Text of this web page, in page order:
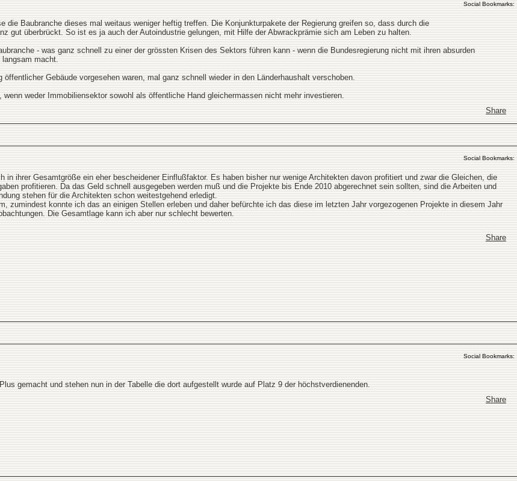
Social Bookmarks:
die Baubranche dieses mal weitaus weniger heftig treffen. Die Konjunkturpakete der Regierung greifen so, dass durch die
gut überbrückt. So ist es ja auch der Autoindustrie gelungen, mit Hilfe der Abwrackprämie sich am Leben zu halten.
- was ganz schnell zu einer der grössten Krisen des Sektors führen kann - wenn die Bundesregierung nicht mit ihren absurden
macht.
öffentlicher Gebäude vorgesehen waren, mal ganz schnell wieder in den Länderhaushalt verschoben.
weder Immobiliensektor sowohl als öffentliche Hand gleichermassen nicht mehr investieren.
Share
Social Bookmarks:
in ihrer Gesamtgröße ein eher bescheidener Einflußfaktor. Es haben bisher nur wenige Architekten davon profitiert und zwar die Gleichen, die
profitieren. Da das Geld schnell ausgegeben werden muß und die Projekte bis Ende 2010 abgerechnet sein sollten, sind die Arbeiten und
stehen für die Architekten schon weitestgehend erledigt.
zumindest konnte ich das an einigen Stellen erleben und daher befürchte ich das diese im letzten Jahr vorgezogenen Projekte in diesem Jahr
Die Gesamtlage kann ich aber nur schlecht bewerten.
Share
Social Bookmarks:
gemacht und stehen nun in der Tabelle die dort aufgestellt wurde auf Platz 9 der höchstverdienenden.
Share